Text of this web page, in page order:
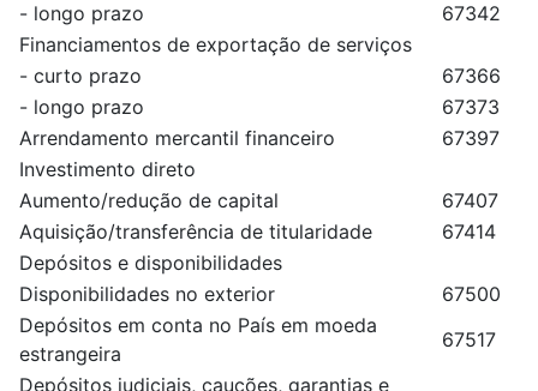
- longo prazo
67342
Financiamentos de exportação de serviços
- curto prazo
67366
- longo prazo
67373
Arrendamento mercantil financeiro
67397
Investimento direto
Aumento/redução de capital
67407
Aquisição/transferência de titularidade
67414
Depósitos e disponibilidades
Disponibilidades no exterior
67500
Depósitos em conta no País em moeda
estrangeira
67517
Depósitos judiciais, cauções, garantias e